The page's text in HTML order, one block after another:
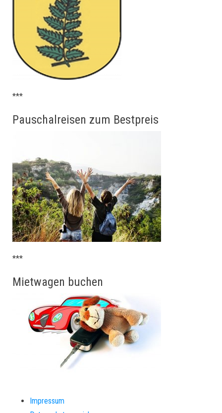
***
Pauschalreisen zum Bestpreis
***
Mietwagen buchen
Impressum